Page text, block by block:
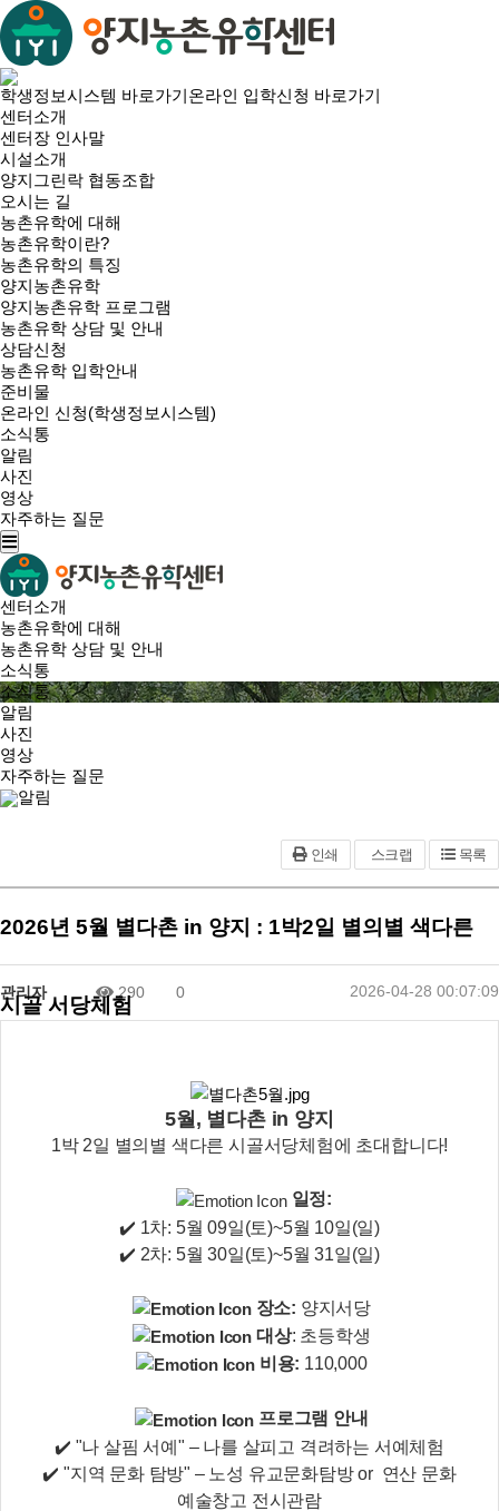
학생정보시스템 바로가기온라인 입학신청 바로가기
센터소개
센터장 인사말
시설소개
양지그린락 협동조합
오시는 길
농촌유학에 대해
농촌유학이란?
농촌유학의 특징
양지농촌유학
양지농촌유학 프로그램
농촌유학 상담 및 안내
상담신청
농촌유학 입학안내
준비물
온라인 신청(학생정보시스템)
소식통
알림
사진
영상
자주하는 질문
센터소개
농촌유학에 대해
농촌유학 상담 및 안내
소식통
소식통
알림
사진
영상
자주하는 질문
알림
인쇄 스크랩 목록
2026년 5월 별다촌 in 양지 : 1박2일 별의별 색다른
시골 서당체험
관리자 290 0 2026-04-28 00:07:09
5월, 별다촌 in 양지
1박 2일 별의별 색다른 시골서당체험에 초대합니다!
일정:
✔️ 1차: 5월 09일(토)~5월 10일(일)
✔️ 2차: 5월 30일(토)~5월 31일(일)
장소: 양지서당
대상: 초등학생
비용: 110,000
프로그램 안내
✔️ "나 살핌 서예" – 나를 살피고 격려하는 서예체험
✔️ "지역 문화 탐방" – 노성 유교문화탐방 or 연산 문화
예술창고 전시관람